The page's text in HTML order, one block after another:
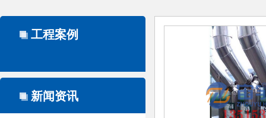
工程案例
新闻资讯